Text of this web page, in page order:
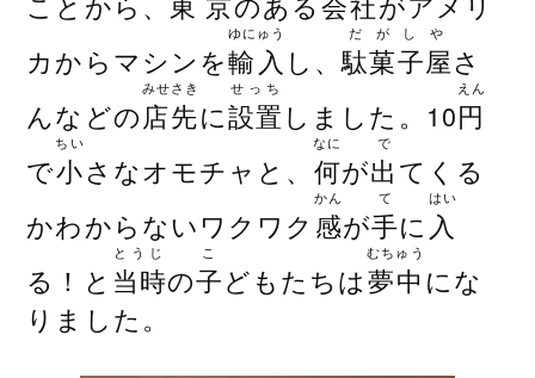
カからマシンを輸入
ゆにゅう
し、駄菓子屋
だがしや
さ
んなどの店先
みせさき
に設置
せっち
しました。10円
えん
で小
ちい
さなオモチャと、 何
なに
が出
で
てくる
かわからないワクワク 感
かん
が手
て
に 入
はい
る！と 当時
とうじ
の子
こ
どもたちは夢中
むちゅう
にな
りました。